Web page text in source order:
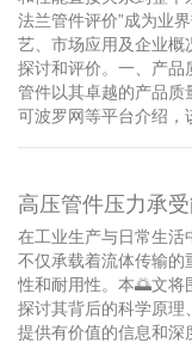
法兰管件评价”成为业
艺、市场应用及企业概
探讨和评价。一、产品
管件以其卓越的产品质
可波罗网等平台介绍，
高压管件压力承
在工业生产与日常生活
不仅承载着流体传输的
性和耐用性。本🌅文将
探讨其背后的科学原理
提供有价值的信息和深